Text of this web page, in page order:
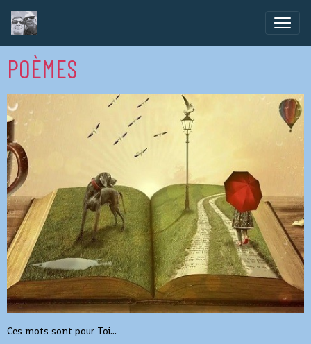
POÈMES
Ces mots sont pour Toi...